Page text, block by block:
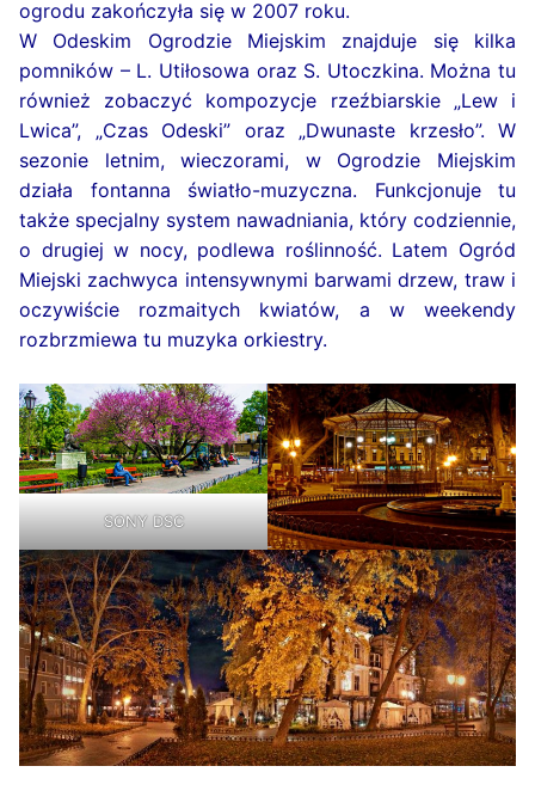
ogrodu zakończyła się w 2007 roku.
W Odeskim Ogrodzie Miejskim znajduje się kilka
pomników – L. Utiłosowa oraz S. Utoczkina. Można tu
również zobaczyć kompozycje rzeźbiarskie „Lew i
Lwica”, „Czas Odeski” oraz „Dwunaste krzesło”. W
sezonie letnim, wieczorami, w Ogrodzie Miejskim
działa fontanna światło-muzyczna. Funkcjonuje tu
także specjalny system nawadniania, który codziennie,
o drugiej w nocy, podlewa roślinność. Latem Ogród
Miejski zachwyca intensywnymi barwami drzew, traw i
oczywiście rozmaitych kwiatów, a w weekendy
rozbrzmiewa tu muzyka orkiestry.
SONY DSC